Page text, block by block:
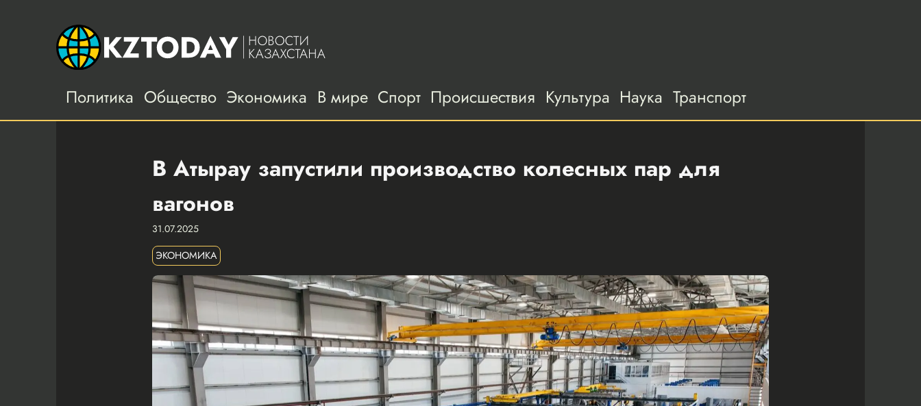
Политика Общество Экономика В мире Спорт Происшествия Культура Наука Транспорт
В Атырау запустили производство колесных пар для
вагонов
31.07.2025
ЭКОНОМИКА